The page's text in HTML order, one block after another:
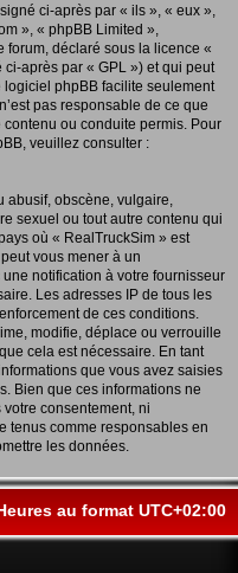
ci-après par « ils », « eux »,
», « phpBB Limited »,
forum, déclaré sous la licence «
ci-après par « GPL ») et qui peut
logiciel phpBB facilite seulement
pas responsable de ce que
ou conduite permis. Pour
veuillez consulter :
obscène, vulgaire,
sexuel ou tout autre contenu qui
où « RealTruckSim » est
vous mener à un
notification à votre fournisseur
Les adresses IP de tous les
de ces conditions.
modifie, déplace ou verrouille
cela est nécessaire. En tant
que vous avez saisies
Bien que ces informations ne
consentement, ni
tenus comme responsables en
les données.
au format UTC+02:00